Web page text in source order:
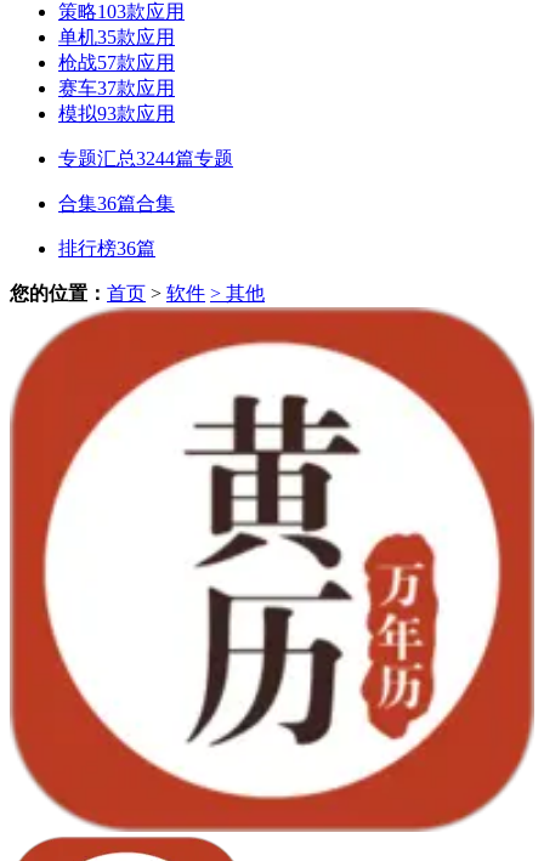
策略103款应用
单机35款应用
枪战57款应用
赛车37款应用
模拟93款应用
专题汇总3244篇专题
合集36篇合集
排行榜36篇
您的位置： 首页 > 软件 > 其他